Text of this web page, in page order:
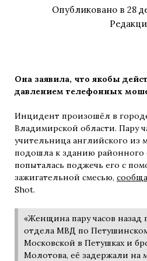
Опубликовано в 28
Она заявила, что якобы
давлением телефонных
Инцидент произошёл в
Владимирской области. Пару
учительница английского из
подошла к зданию
попыталась поджечь его с
зажигательной смесью,
Shot.
«Женщина пару часов
отдела МВД по
Московской в Петушках и
Молотова, её задержали на